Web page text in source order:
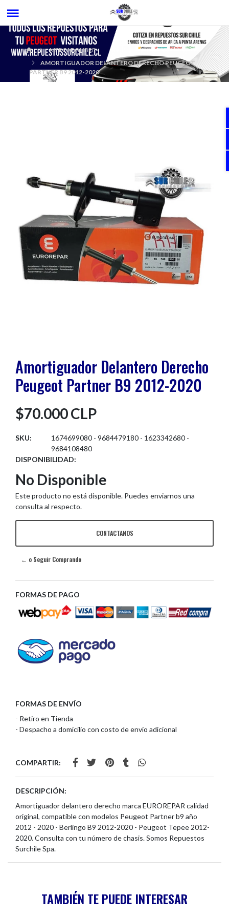
MERCADOLIBRE
AMORTIGUADOR DELANTERO DERECHO PEUGEOT
PARTNER B9 2012-2020
Amortiguador Delantero Derecho
Peugeot Partner B9 2012-2020
$70.000 CLP
SKU:
1674699080 - 9684479180 - 1623342680 -
9684108480
DISPONIBILIDAD:
No Disponible
Este producto no está disponible. Puedes enviarnos una
consulta al respecto.
CONTACTANOS
← o Seguir Comprando
FORMAS DE PAGO
FORMAS DE ENVÍO
- Retiro en Tienda
- Despacho a domicilio con costo de envío adicional
COMPARTIR:
DESCRIPCIÓN:
Amortiguador delantero derecho marca EUROREPAR calidad
original, compatible con modelos Peugeot Partner b9 año
2012 - 2020 - Berlingo B9 2012-2020 - Peugeot Tepee 2012-
2020. Consulta con tu número de chasis. Somos Repuestos
Surchile Spa.
TAMBIÉN TE PUEDE INTERESAR